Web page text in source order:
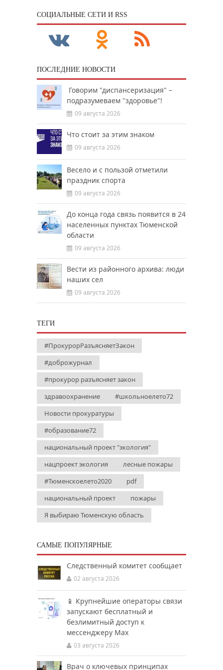
CОЦИАЛЬНЫЕ СЕТИ И RSS
ПОСЛЕДНИЕ НОВОСТИ
Говорим "диспансеризация" –
подразумеваем "здоровье"!
09 августа 2026
Что стоит за этим знаком
09 августа 2026
Весело и с пользой отметили
праздник спорта
09 августа 2026
До конца года связь появится в 24
населенных пунктах Тюменской
области
09 августа 2026
Вести из районного архива: люди
наших сел
09 августа 2026
ТЕГИ
#ПрокурорРазъясняетЗакон
#доброжурнал
#прокурор разъясняет закон
здравоохранение
#школьноелето72
Новости прокуратуры
#образование72
национальный проект "экология"
нацпроект экология
лесные пожары
#Тюменскоелето2020
pdf
национальный проект
пожары
Я выбираю Тюменскую область
САМЫЕ ПОПУЛЯРНЫЕ
Следственный комитет сообщает
02 августа 2026
📱 Крупнейшие операторы связи
запускают бесплатный и
безлимитный доступ к
мессенджеру Мах
03 августа 2026
Врач о ключевых принципах